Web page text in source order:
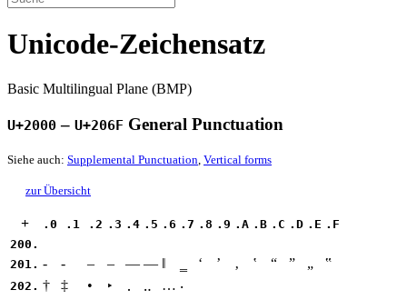
Unicode-Zeichensatz
Basic Multilingual Plane (BMP)
U+2000 – U+206F General Punctuation
Siehe auch: Supplemental Punctuation, Vertical forms
zur Übersicht
+ .0 .1 .2 .3 .4 .5 .6 .7 .8 .9 .A .B .C .D .E .F
200.
201. ‐ ‑ ‒ – — ― ‖ ‘ ’ ‚ ‛ “ ” „ ‟
202. † ‡ • ‣ ․ ‥ … ‧